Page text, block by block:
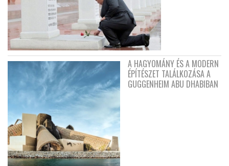
A HAGYOMÁNY ÉS A MODERN
ÉPÍTÉSZET TALÁLKOZÁSA A
GUGGENHEIM ABU DHABIBAN